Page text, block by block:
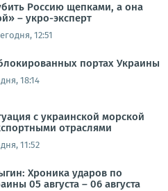
Россию щепками, а она
– укро-эксперт
12:51
портах Украины
18:14
с украинской морской
отраслями
11:52
Хроника ударов по
05 августа – 06 августа